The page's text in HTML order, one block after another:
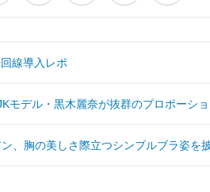
線導入レポ
モデル・黒木麗奈が抜群のプロポーショ
、胸の美しさ際立つシンプルブラ姿を